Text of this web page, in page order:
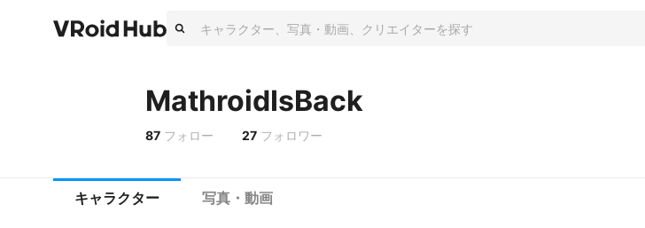
MathroidIsBack
87 フォロー 27 フォロワー
キャラクター 写真・動画